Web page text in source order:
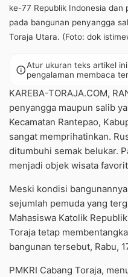
ke-77 Republik Indonesia
pada bangunan penyangga
Toraja Utara. (Foto: dok
infoAtur ukuran teks artikel
pengalaman membaca
KAREBA-TORAJA.COM,
penyangga maupun salib
Kecamatan Rantepao,
sangat memprihatinkan.
ditumbuhi semak belukar.
menjadi objek wisata
Meski kondisi
sejumlah pemuda yang
Mahasiswa Katolik
Toraja tetap
bangunan tersebut, Rabu,
PMKRI Cabang Toraja,